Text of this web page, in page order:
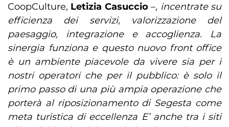
CoopCulture, Letizia Casuccio–, incentrate su
efficienza dei servizi, valorizzazione del
paesaggio, integrazione e accoglienza. La
sinergia funziona e questo nuovo front office
è un ambiente piacevole da vivere sia per i
nostri operatori che per il pubblico: è solo il
primo passo di una più ampia operazione che
porterà al riposizionamento di Segesta come
meta turistica di eccellenza E’ anche tra i siti